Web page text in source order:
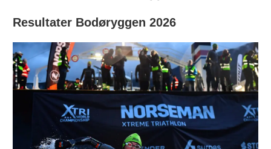
Resultater Bodøryggen 2026